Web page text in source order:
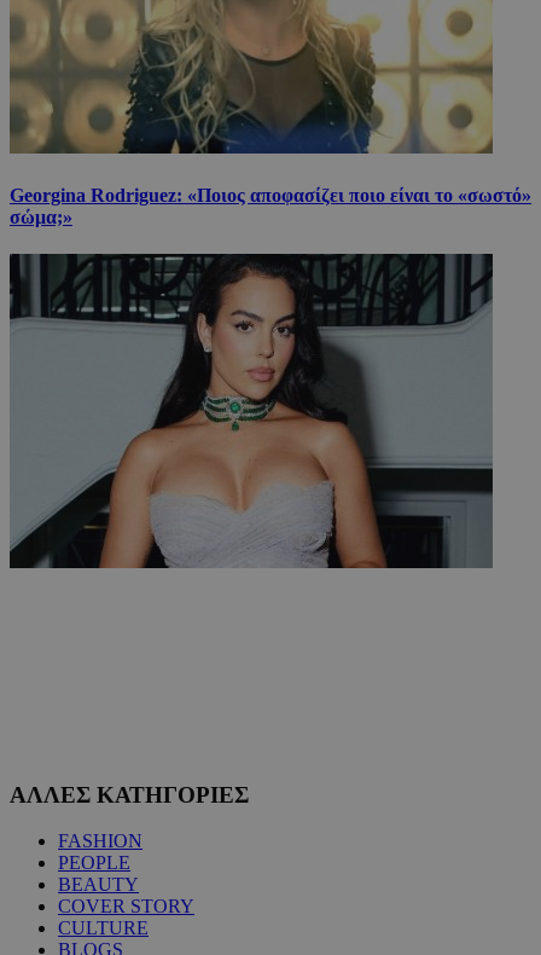
Georgina Rodriguez: «Ποιος αποφασίζει ποιο είναι το «σωστό»
σώμα;»
ΑΛΛΕΣ ΚΑΤΗΓΟΡΙΕΣ
FASHION
PEOPLE
BEAUTY
COVER STORY
CULTURE
BLOGS